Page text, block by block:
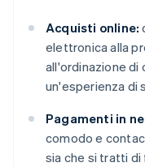
Acquisti online:
elettronica alla
all'ordinazione di
un'esperienza di
Pagamenti in
comodo e
sia che si tratti di